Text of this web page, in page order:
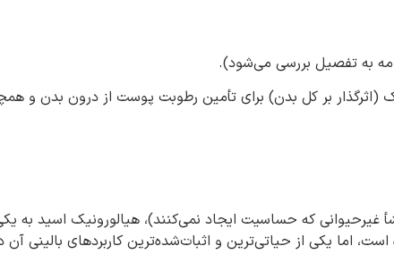
به تفصیل بررسی می‌شود).
بر کل بدن) برای تأمین رطوبت پوست از درون بدن و
غیرحیوانی که حساسیت ایجاد نمی‌کنند)، هیالورونیک اسید به
یکی از حیاتی‌ترین و اثبات‌شده‌ترین کاربردهای بالینی آن